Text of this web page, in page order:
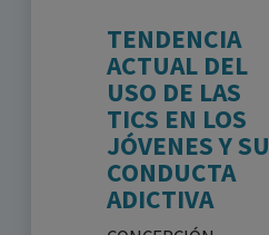
TENDENCIA
ACTUAL DEL
USO DE LAS
TICS EN LOS
JÓVENES Y SU
CONDUCTA
ADICTIVA